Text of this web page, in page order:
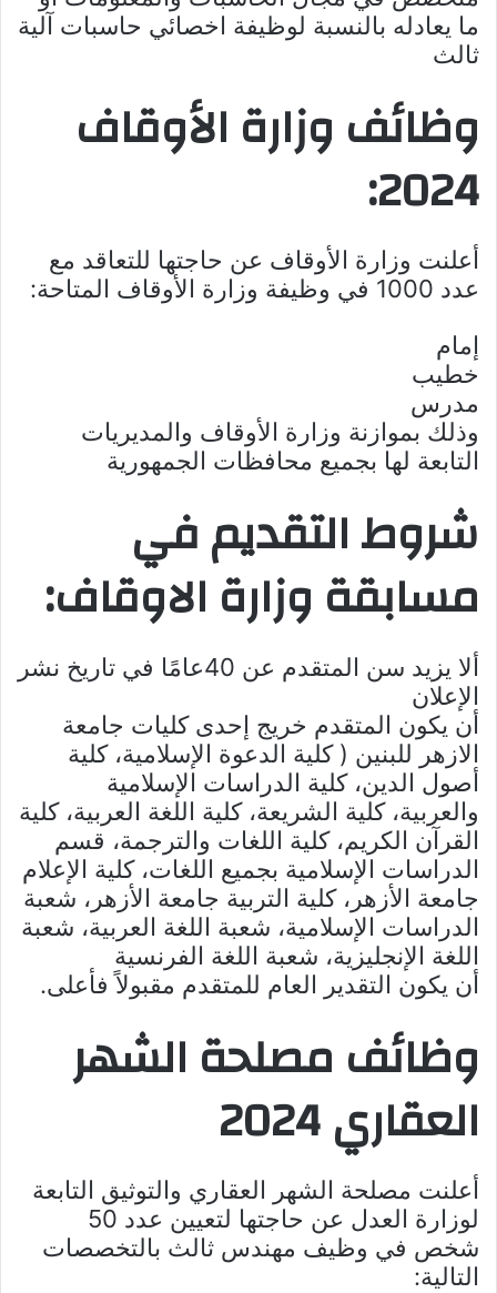
ما يعادله بالنسبة لوظيفة اخصائي حاسبات آلية
ثالث
وظائف وزارة الأوقاف
2024:
أعلنت وزارة الأوقاف عن حاجتها للتعاقد مع
عدد 1000 في وظيفة وزارة الأوقاف المتاحة:
إمام
خطيب
مدرس
وذلك بموازنة وزارة الأوقاف والمديريات
التابعة لها بجميع محافظات الجمهورية
شروط التقديم في
مسابقة وزارة الاوقاف:
ألا يزيد سن المتقدم عن 40عامًا في تاريخ نشر
الإعلان
أن يكون المتقدم خريج إحدى كليات جامعة
الازهر للبنين ( كلية الدعوة الإسلامية، كلية
أصول الدين، كلية الدراسات الإسلامية
والعربية، كلية الشريعة، كلية اللغة العربية، كلية
القرآن الكريم، كلية اللغات والترجمة، قسم
الدراسات الإسلامية بجميع اللغات، كلية الإعلام
جامعة الأزهر، كلية التربية جامعة الأزهر، شعبة
الدراسات الإسلامية، شعبة اللغة العربية، شعبة
اللغة الإنجليزية، شعبة اللغة الفرنسية
أن يكون التقدير العام للمتقدم مقبولاً فأعلى.
وظائف مصلحة الشهر
العقاري 2024
أعلنت مصلحة الشهر العقاري والتوثيق التابعة
لوزارة العدل عن حاجتها لتعيين عدد 50
شخص في وظيف مهندس ثالث بالتخصصات
التالية: